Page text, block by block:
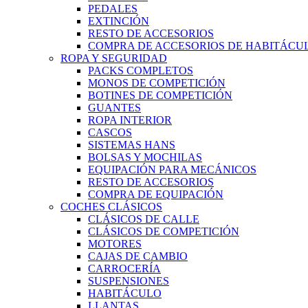
PEDALES
EXTINCIÓN
RESTO DE ACCESORIOS
COMPRA DE ACCESORIOS DE
ROPA Y SEGURIDAD
PACKS COMPLETOS
MONOS DE COMPETICIÓN
BOTINES DE COMPETICIÓN
GUANTES
ROPA INTERIOR
CASCOS
SISTEMAS HANS
BOLSAS Y MOCHILAS
EQUIPACIÓN PARA MECÁNICOS
RESTO DE ACCESORIOS
COMPRA DE EQUIPACIÓN
COCHES CLÁSICOS
CLÁSICOS DE CALLE
CLÁSICOS DE COMPETICIÓN
MOTORES
CAJAS DE CAMBIO
CARROCERÍA
SUSPENSIONES
HABITÁCULO
LLANTAS